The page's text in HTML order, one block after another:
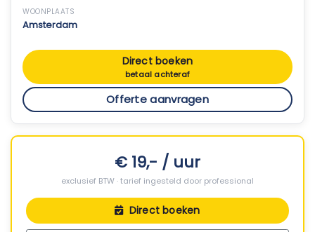
WOONPLAATS
Amsterdam
Direct boeken
betaal achteraf
Offerte aanvragen
€ 19,- / uur
exclusief BTW · tarief ingesteld door professional
Direct boeken